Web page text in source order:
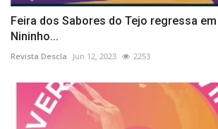
Feira dos Sabores do Tejo regressa
Nininho...
Revista Descla Jun 12, 2023 2253